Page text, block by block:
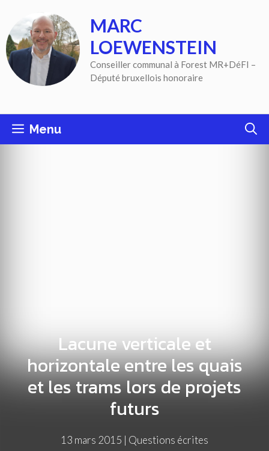
contenu
MARC
LOEWENSTEIN
Conseiller communal à Forest MR+DéFI –
Député bruxellois honoraire
Menu
Lacune verticale et
horizontale entre les quais
et les trams lors de projets
futurs
13 mars 2015 | Questions écrites